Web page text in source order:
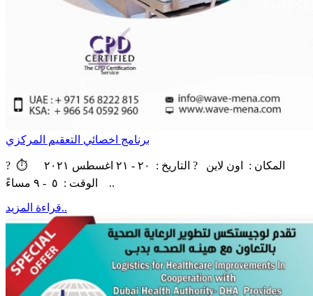
برنامج اخصائي التعقيم المركزي
? ‏‎المكان : اون لاين ? التاريخ : ٢٠ - ٢١ اغسطس ٢٠٢١ ⏱
الوقت : ٥ - ٩ مساءً ..
قراءة المزيد..